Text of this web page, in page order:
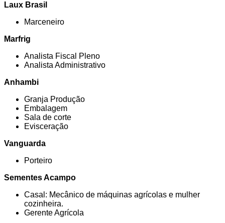
Laux Brasil
Marceneiro
Marfrig
Analista Fiscal Pleno
Analista Administrativo
Anhambi
Granja Produção
Embalagem
Sala de corte
Evisceração
Vanguarda
Porteiro
Sementes Acampo
Casal: Mecânico de máquinas agrícolas e mulher
cozinheira.
Gerente Agrícola